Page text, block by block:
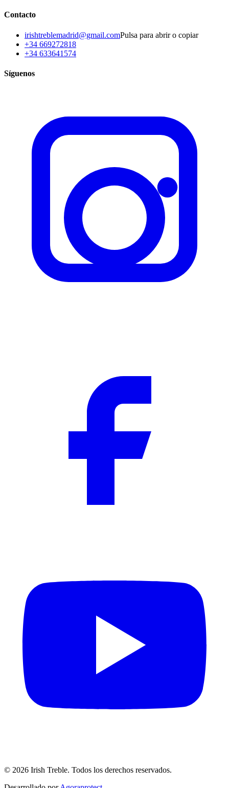
Contacto
irishtreblemadrid@gmail.comPulsa para abrir o copiar
+34 669272818
+34 633641574
Síguenos
© 2026 Irish Treble. Todos los derechos reservados.